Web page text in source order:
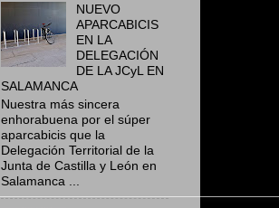
NUEVO
APARCABICIS
EN LA
DELEGACIÓN
DE LA JCyL EN
SALAMANCA
Nuestra más sincera
enhorabuena por el súper
aparcabicis que la
Delegación Territorial de la
Junta de Castilla y León en
Salamanca ...